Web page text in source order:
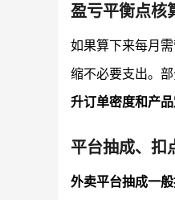
盈亏平衡点核
如果算下来每月
缩不必要支出。
升订单密度和产
平台抽成、扣
外卖平台抽成一